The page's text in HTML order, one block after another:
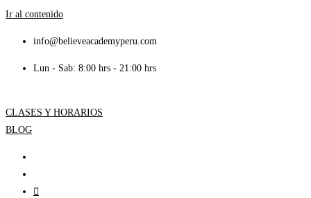
Ir al contenido
info@believeacademyperu.com
Lun - Sab: 8:00 hrs - 21:00 hrs
CLASES Y HORARIOS
BLOG